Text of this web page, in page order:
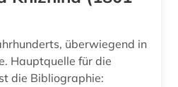
überwiegend in
die Bibliographie: